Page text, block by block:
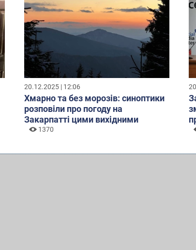
20.12.2025 | 12:06
Хмарно та без морозів: синоптики
розповіли про погоду на
Закарпатті цими вихідними
1370